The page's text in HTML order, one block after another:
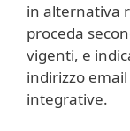
in alternativa
proceda
vigenti, e
indirizzo
integrative.